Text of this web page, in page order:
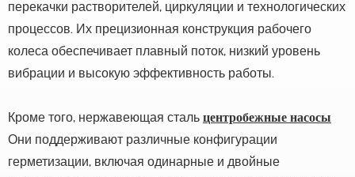
перекачки растворителей, циркуляции и технологических
процессов. Их прецизионная конструкция рабочего
колеса обеспечивает плавный поток, низкий уровень
вибрации и высокую эффективность работы.
Кроме того, нержавеющая сталь центробежные насосы
Они поддерживают различные конфигурации
герметизации, включая одинарные и двойные